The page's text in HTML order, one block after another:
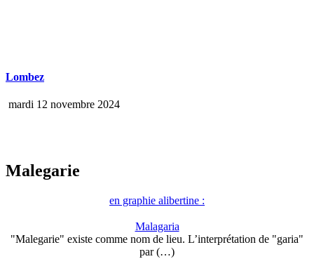
Lombez
mardi 12 novembre 2024
Malegarie
en graphie alibertine :
Malagaria
"Malegarie" existe comme nom de lieu. L’interprétation de "garia"
par (…)